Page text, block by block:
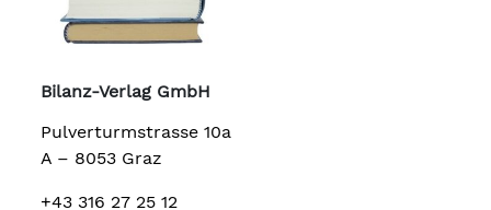
Bilanz-Verlag GmbH
Pulverturmstrasse 10a
A – 8053 Graz
+43 316 27 25 12